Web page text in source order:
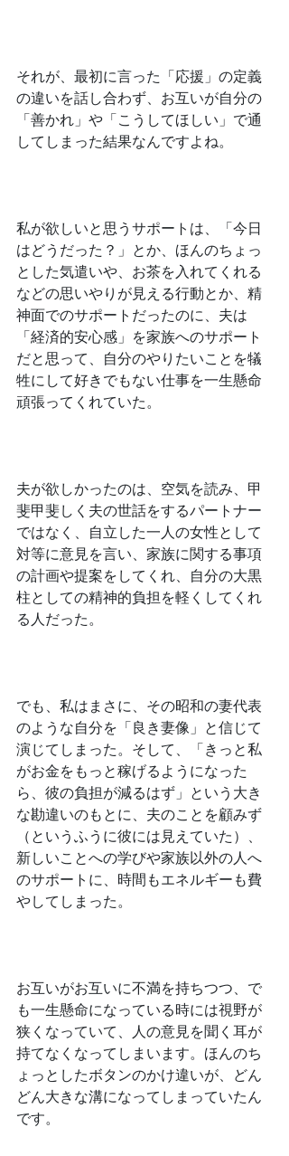
﻿それが、最初に言った「応援」の定義
の違いを話し合わず、お互いが自分の
「善かれ」や「こうしてほしい」で通
してしまった結果なんですよね。
﻿私が欲しいと思うサポートは、「今日
はどうだった？」とか、ほんのちょっ
とした気遣いや、お茶を入れてくれる
などの思いやりが見える行動とか、精
神面でのサポートだったのに、夫は
「経済的安心感」を家族へのサポート
だと思って、自分のやりたいことを犠
牲にして好きでもない仕事を一生懸命
頑張ってくれていた。
﻿夫が欲しかったのは、空気を読み、甲
斐甲斐しく夫の世話をするパートナー
ではなく、自立した一人の女性として
対等に意見を言い、家族に関する事項
の計画や提案をしてくれ、自分の大黒
柱としての精神的負担を軽くしてくれ
る人だった。
﻿でも、私はまさに、その昭和の妻代表
のような自分を「良き妻像」と信じて
演じてしまった。そして、「きっと私
がお金をもっと稼げるようになった
ら、彼の負担が減るはず」という大き
な勘違いのもとに、夫のことを顧みず
（というふうに彼には見えていた）、
新しいことへの学びや家族以外の人へ
のサポートに、時間もエネルギーも費
やしてしまった。
﻿お互いがお互いに不満を持ちつつ、で
も一生懸命になっている時には視野が
狭くなっていて、人の意見を聞く耳が
持てなくなってしまいます。ほんのち
ょっとしたボタンのかけ違いが、どん
どん大きな溝になってしまっていたん
です。